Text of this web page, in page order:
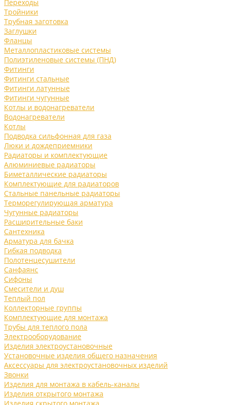
Переходы
Тройники
Трубная заготовка
Заглушки
Фланцы
Металлопластиковые системы
Полиэтиленовые системы (ПНД)
Фитинги
Фитинги стальные
Фитинги латунные
Фитинги чугунные
Котлы и водонагреватели
Водонагреватели
Котлы
Подводка сильфонная для газа
Люки и дождеприемники
Радиаторы и комплектующие
Алюминиевые радиаторы
Биметаллические радиаторы
Комплектующие для радиаторов
Стальные панельные радиаторы
Терморегулирующая арматура
Чугунные радиаторы
Расширительные баки
Сантехника
Арматура для бачка
Гибкая подводка
Полотенцесушители
Санфаянс
Сифоны
Смесители и душ
Теплый пол
Коллекторные группы
Комплектующие для монтажа
Трубы для теплого пола
Электрооборудование
Изделия электроустановочные
Установочные изделия общего назначения
Аксессуары для электроустановочных изделий
Звонки
Изделия для монтажа в кабель-каналы
Изделия открытого монтажа